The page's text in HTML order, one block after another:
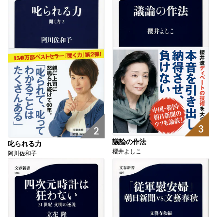
2
叱られる力
阿川佐和子
3
議論の作法
櫻井よしこ